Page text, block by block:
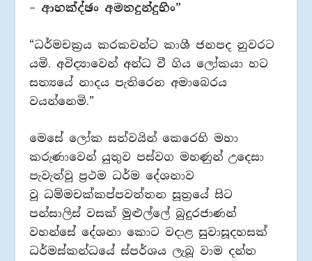
– ආහක්‍ද්ඡං අමතදුන්දුභිං”
“ධර්මචක්‍රය කරකවන්ට කාශී ජනපද නුවරට
යමි. අවිද්‍යාවෙන් අන්ධ වී ගිය ලෝකයා හට
සත්‍යයේ නාදය පැතිරෙන අමාබෙරය
වයන්නෙමි.”
මෙසේ ලෝක සත්වයින් කෙරෙහි මහා
කරුණාවෙන් යුතුව පස්වග මහණුන් උදෙසා
පැවැත්වූ ප්‍රථම ධර්ම දේශනාව
වූ ධම්මචක්කප්පවත්තන සූත්‍රයේ සිට
පන්සාලිස් වසක් මුළුල්ලේ බුදුරජාණන්
වහන්සේ දේශනා කොට වදාළ සුවාසූදහසක්
ධර්මස්කන්ධයේ ස්පර්ශය ලැබූ වාම දන්ත